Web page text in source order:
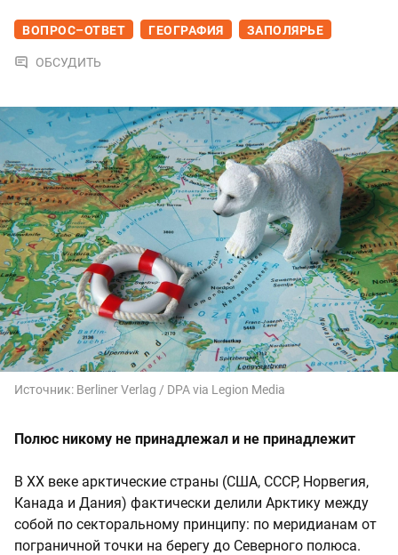
ВОПРОС–ОТВЕТ ГЕОГРАФИЯ ЗАПОЛЯРЬЕ
ОБСУДИТЬ
Источник: Berliner Verlag / DPA via Legion Media
Полюс никому не принадлежал и не принадлежит
В XX веке арктические страны (США, СССР, Норвегия,
Канада и Дания) фактически делили Арктику между
собой по секторальному принципу: по меридианам от
пограничной точки на берегу до Северного полюса.